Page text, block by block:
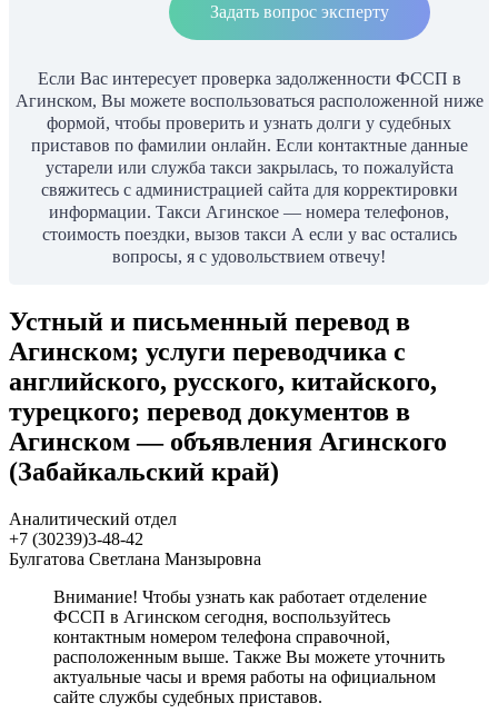
Задать вопрос эксперту
Если Вас интересует проверка задолженности ФССП в
Агинском, Вы можете воспользоваться расположенной ниже
формой, чтобы проверить и узнать долги у судебных
приставов по фамилии онлайн. Если контактные данные
устарели или служба такси закрылась, то пожалуйста
свяжитесь с администрацией сайта для корректировки
информации. Такси Агинское — номера телефонов,
стоимость поездки, вызов такси А если у вас остались
вопросы, я с удовольствием отвечу!
Устный и письменный перевод в
Агинском; услуги переводчика с
английского, русского, китайского,
турецкого; перевод документов в
Агинском — объявления Агинского
(Забайкальский край)
Аналитический отдел
+7 (30239)3-48-42
Булгатова Светлана Манзыровна
Внимание! Чтобы узнать как работает отделение
ФССП в Агинском сегодня, воспользуйтесь
контактным номером телефона справочной,
расположенным выше. Также Вы можете уточнить
актуальные часы и время работы на официальном
сайте службы судебных приставов.